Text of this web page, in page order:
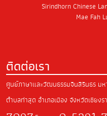
Sirindhorn Chinese
Mae Fah
ติดต่อเรา
ศูนย์ภาษาและวัฒนธรรมจีนสิรินธร ม
ตำบลท่าสุด อำเภอเมือง จังหวัดเชียงร